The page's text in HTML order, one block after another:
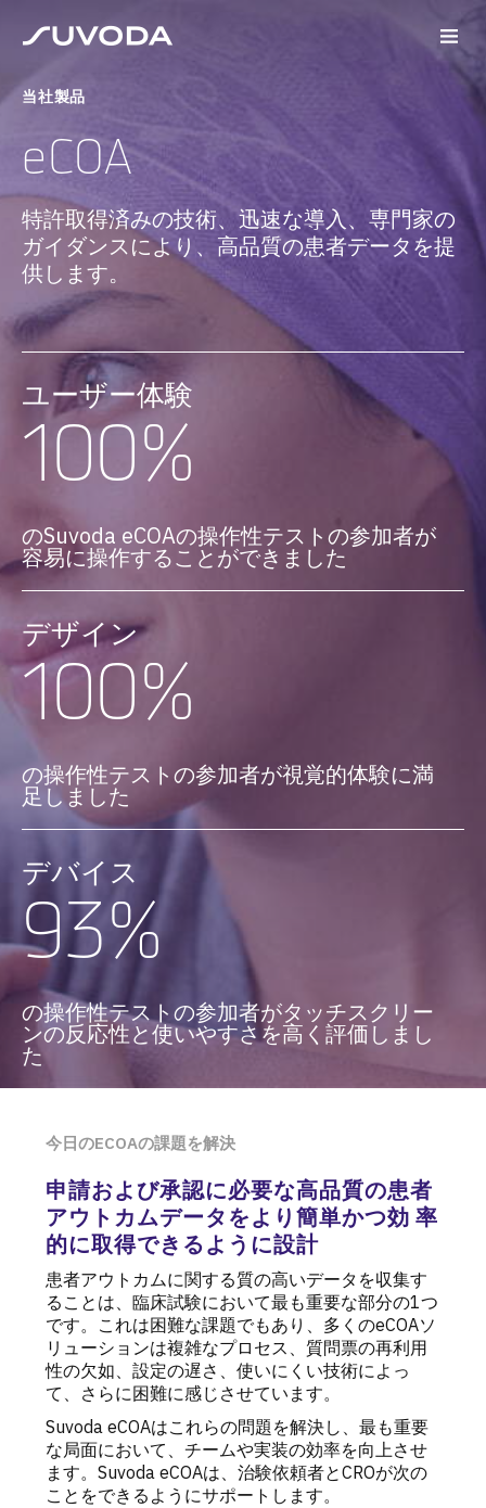
当社製品
eCOA
特許取得済みの技術、迅速な導入、専門家の
ガイダンスにより、高品質の患者データを提
供します。
ユーザー体験
100%
のSuvoda eCOAの操作性テストの参加者が
容易に操作することができました
デザイン
100%
の操作性テストの参加者が視覚的体験に満
足しました
デバイス
93%
の操作性テストの参加者がタッチスクリー
ンの反応性と使いやすさを高く評価しまし
た
今日のECOAの課題を解決
申請および承認に必要な高品質の患者
アウトカムデータをより簡単かつ効 率
的に取得できるように設計
患者アウトカムに関する質の高いデータを収集す
ることは、臨床試験において最も重要な部分の1つ
です。これは困難な課題でもあり、多くのeCOAソ
リューションは複雑なプロセス、質問票の再利用
性の欠如、設定の遅さ、使いにくい技術によっ
て、さらに困難に感じさせています。
Suvoda eCOAはこれらの問題を解決し、最も重要
な局面において、チームや実装の効率を向上させ
ます。Suvoda eCOAは、治験依頼者とCROが次の
ことをできるようにサポートします。